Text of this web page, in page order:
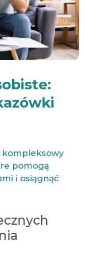
pomogą
i osiągnąć